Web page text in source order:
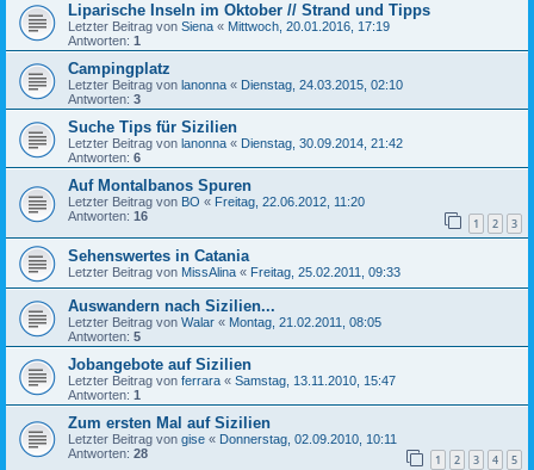
Liparische Inseln im Oktober // Strand und Tipps
Letzter Beitrag von Siena « Mittwoch, 20.01.2016, 17:19
Antworten: 1
Campingplatz
Letzter Beitrag von lanonna « Dienstag, 24.03.2015, 02:10
Antworten: 3
Suche Tips für Sizilien
Letzter Beitrag von lanonna « Dienstag, 30.09.2014, 21:42
Antworten: 6
Auf Montalbanos Spuren
Letzter Beitrag von BO « Freitag, 22.06.2012, 11:20
Antworten: 16 1 2 3
Sehenswertes in Catania
Letzter Beitrag von MissAlina « Freitag, 25.02.2011, 09:33
Auswandern nach Sizilien...
Letzter Beitrag von Walar « Montag, 21.02.2011, 08:05
Antworten: 5
Jobangebote auf Sizilien
Letzter Beitrag von ferrara « Samstag, 13.11.2010, 15:47
Antworten: 1
Zum ersten Mal auf Sizilien
Letzter Beitrag von gise « Donnerstag, 02.09.2010, 10:11
Antworten: 28 1 2 3 4 5